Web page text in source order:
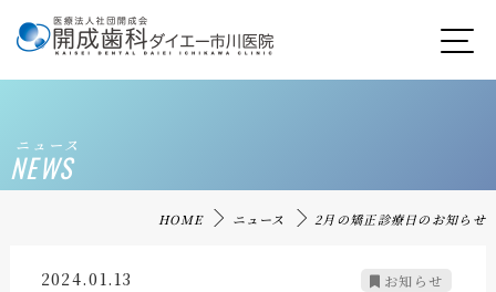
ニュース
NEWS
HOME ニュース 2月の矯正診療日のお知らせ
2024.01.13 お知らせ